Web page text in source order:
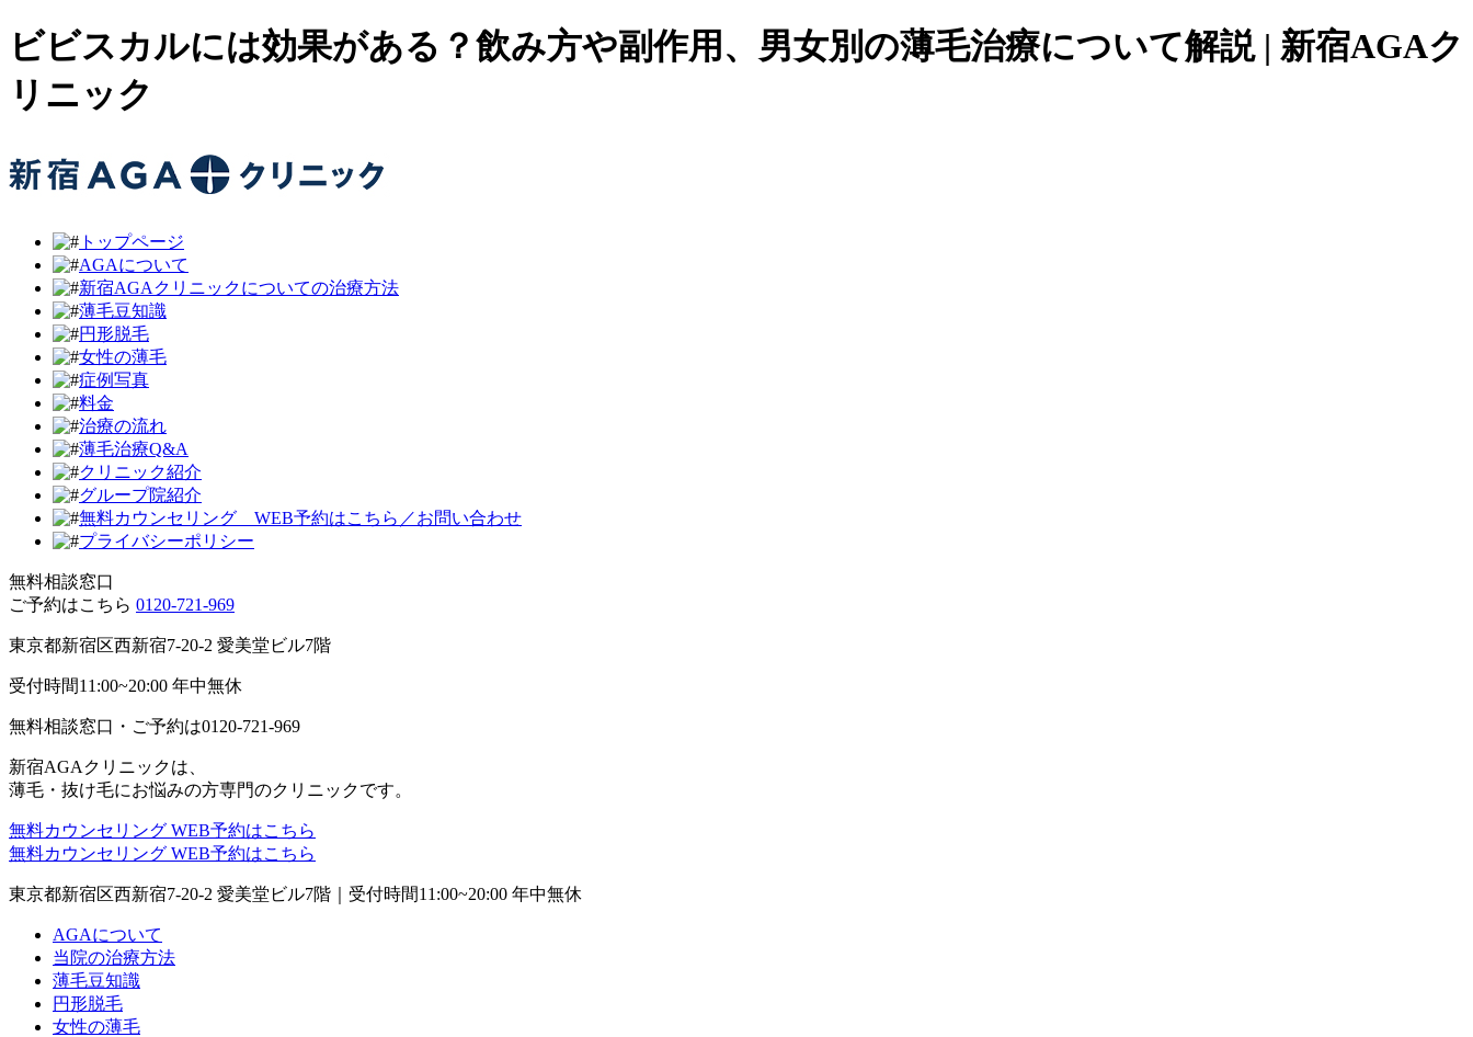
ビビスカルには効果がある？飲み方や副作用、男女別の薄毛治療について解説 | 新宿AGAク
リニック
トップページ
AGAについて
新宿AGAクリニックについての治療方法
薄毛豆知識
円形脱毛
女性の薄毛
症例写真
料金
治療の流れ
薄毛治療Q&A
クリニック紹介
グループ院紹介
無料カウンセリング WEB予約はこちら／お問い合わせ
プライバシーポリシー
無料相談窓口
ご予約はこちら 0120-721-969
東京都新宿区西新宿7-20-2 愛美堂ビル7階
受付時間11:00~20:00 年中無休
無料相談窓口・ご予約は0120-721-969
新宿AGAクリニックは、
薄毛・抜け毛にお悩みの方専門のクリニックです。
無料カウンセリング WEB予約はこちら
無料カウンセリング WEB予約はこちら
東京都新宿区西新宿7-20-2 愛美堂ビル7階｜ 受付時間11:00~20:00 年中無休
AGAについて
当院の治療方法
薄毛豆知識
円形脱毛
女性の薄毛